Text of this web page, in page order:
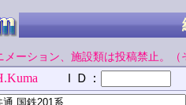
ーション、施設類は投稿禁止。（
ＩＤ：